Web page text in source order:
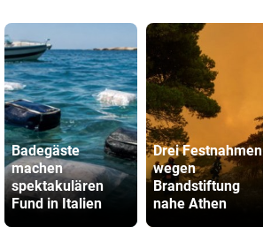
Badegäste
machen
spektakulären
Fund in Italien
Drei Festnahmen
wegen
Brandstiftung
nahe Athen